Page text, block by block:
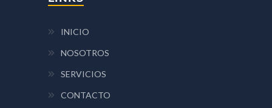
INICIO
NOSOTROS
SERVICIOS
CONTACTO